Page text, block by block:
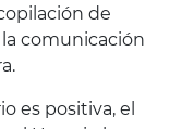
de
comunicación
es positiva, el